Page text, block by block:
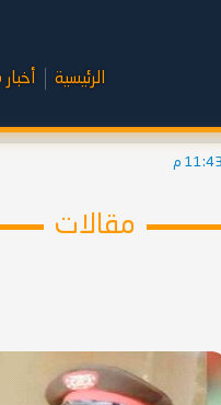
الرئيسية
مقالات